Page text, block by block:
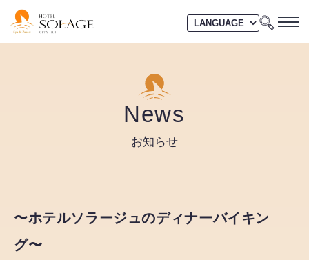
News
お知らせ
〜ホテルソラージュのディナーバイキン
グ〜